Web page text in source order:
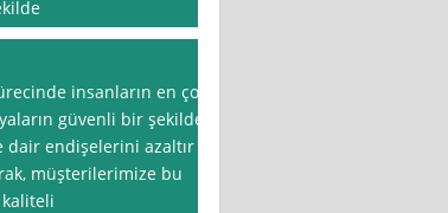
insanların en çok
güvenli bir şekilde
dair endişelerini azaltır
müşterilerimize bu